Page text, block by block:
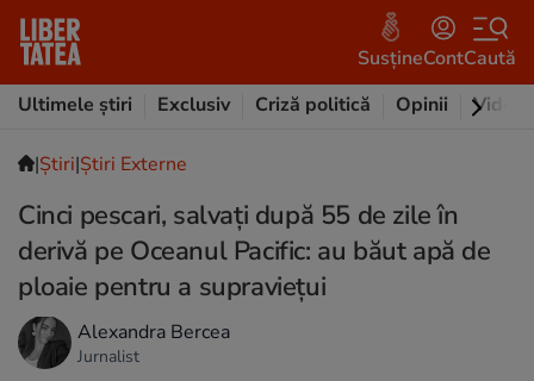
SusțineContCaută
Ultimele știri
Exclusiv Criză politică Opinii Video
|Ştiri|Știri Externe
Cinci pescari, salvați după 55 de zile în
derivă pe Oceanul Pacific: au băut apă de
ploaie pentru a supraviețui
Alexandra Bercea
Jurnalist